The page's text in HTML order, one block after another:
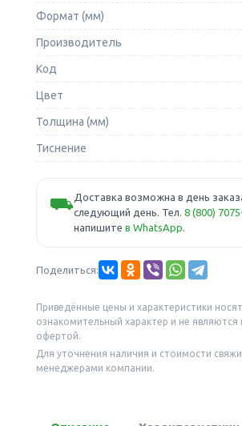
Формат (мм)
Производитель
Код
Цвет
Толщина (мм)
Тиснение
⛟Доставка возможна в день
следующий день. Тел. 8 (800)
напишите в WhatsApp.
Поделиться:
Приведённые цены и характеристики носят
ознакомительный характер и не являются
офертой.
Для уточнения наличия и стоимости
менеджерами компании.